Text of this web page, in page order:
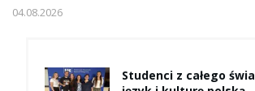
04.08.2026
Studenci z całego